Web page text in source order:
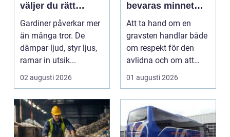
väljer du rätt
gardiner för hem
och offentlig miljö
Gardiner påverkar mer
än många tror. De
dämpar ljud, styr ljus,
ramar in utsik...
02 augusti 2026
bevaras minnet
och stenen håller
längre
Att ta hand om en
gravsten handlar både
om respekt för den
avlidna och om att
bevara en viktig plats...
01 augusti 2026